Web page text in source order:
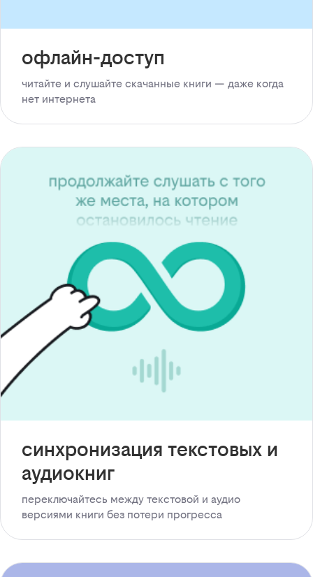
офлайн-доступ
читайте и слушайте скачанные книги — даже когда
нет интернета
синхронизация текстовых и
аудиокниг
переключайтесь между текстовой и аудио
версиями книги без потери прогресса